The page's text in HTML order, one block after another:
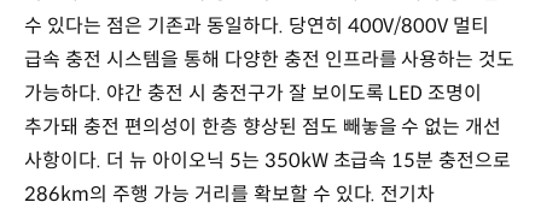
수 있다는 점은 기존과 동일하다. 당연히 400V/800V 멀티
급속 충전 시스템을 통해 다양한 충전 인프라를 사용하는 것도
가능하다. 야간 충전 시 충전구가 잘 보이도록 LED 조명이
추가돼 충전 편의성이 한층 향상된 점도 빼놓을 수 없는 개선
사항이다. 더 뉴 아이오닉 5는 350kW 초급속 15분 충전으로
286km의 주행 가능 거리를 확보할 수 있다. 전기차